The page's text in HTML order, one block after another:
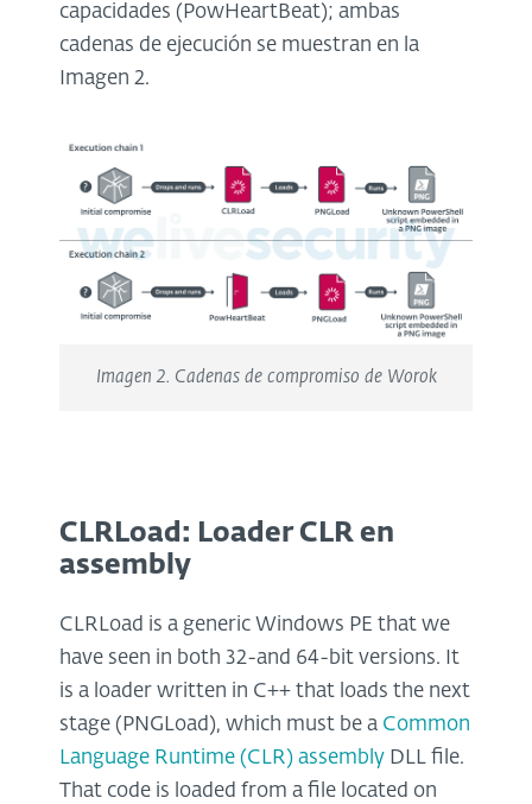
capacidades (PowHeartBeat); ambas
cadenas de ejecución se muestran en la
Imagen 2.
Imagen 2. Cadenas de compromiso de Worok
CLRLoad: Loader CLR en
assembly
CLRLoad is a generic Windows PE that we
have seen in both 32-and 64-bit versions. It
is a loader written in C++ that loads the next
stage (PNGLoad), which must be a Common
Language Runtime (CLR) assembly DLL file.
That code is loaded from a file located on